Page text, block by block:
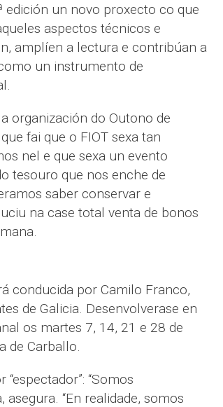
edición un novo proxecto co que
aspectos técnicos e
amplíen a lectura e contribúan a
un instrumento de
organización do Outono de
fai que o FIOT sexa tan
nel e que sexa un evento
tesouro que nos enche de
saber conservar e
na case total venta de bonos
conducida por Camilo Franco,
de Galicia. Desenvolverase en
os martes 7, 14, 21 e 28 de
de Carballo.
“Somos
“En realidade, somos